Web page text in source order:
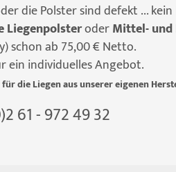
die Polster sind defekt ...
LiegenpolsteroderMittel-
schon ab 75,00 € Netto.
ein individuelles Angebot.
die Liegen aus unserer eigenen
61 - 972 49 32